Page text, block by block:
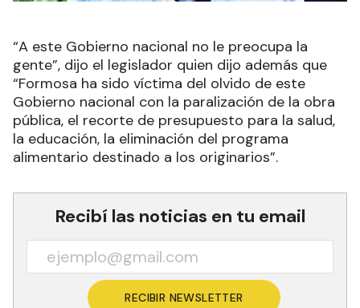
“A este Gobierno nacional no le preocupa la
gente”, dijo el legislador quien dijo además que
“Formosa ha sido víctima del olvido de este
Gobierno nacional con la paralización de la obra
pública, el recorte de presupuesto para la salud,
la educación, la eliminación del programa
alimentario destinado a los originarios”.
Recibí las noticias en tu email
RECIBIR NEWSLETTER